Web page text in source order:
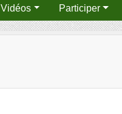
Photos Vidéos Participer